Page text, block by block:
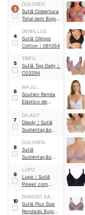
3
DULOREN
Sutiã Cobertura
Total sem Bojo
Duplo em
Microfibra Flex
Power｜
111714011
4
DEMILLUS
Sutiã Olimpo
Cotton ｜ 061054
5
TRIFIL
Sutiã Top Daily ｜
C03294
6
MAJU
EXCLUSIVE
Soutien Renda
Elástico de
7
DILADY
Dilady ｜ Sutiã
Sustentação
139200
8
DULOREN
Sutiã
Sustentação
9
LUPO
Lupo ｜ Sutiã
Power com
｜41027-001
10
PARAÍSO DA
LINGERIE
Sutiã Plus Size
Rendado Bojo